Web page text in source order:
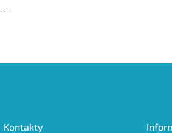
Priessnitz Kloubní mazání De Luxe, 200ml
Kontakty